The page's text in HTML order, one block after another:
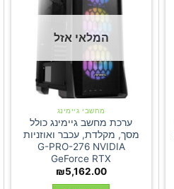
המלאי אזל
מחשבי גיימינג
ערכת מחשב גיימינג כולל
מסך, מקלדת, עכבר ואוזניות
G-PRO-276 NVIDIA
GeForce RTX
₪5,162.00